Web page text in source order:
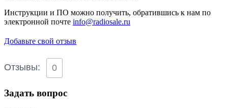
Инструкции и ПО можно получить, обратившись к нам по
электронной почте info@radiosale.ru
Добавьте свой отзыв
Отзывы: 0
Задать вопрос